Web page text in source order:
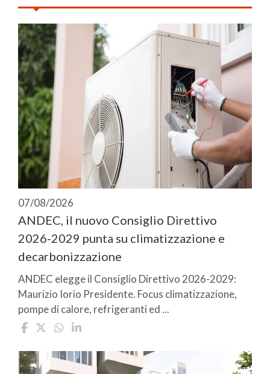
07/08/2026
ANDEC, il nuovo Consiglio Direttivo
2026-2029 punta su climatizzazione e
decarbonizzazione
ANDEC elegge il Consiglio Direttivo 2026-2029:
Maurizio Iorio Presidente. Focus climatizzazione,
pompe di calore, refrigeranti ed ...